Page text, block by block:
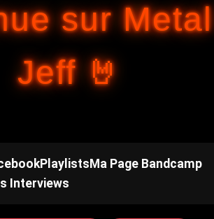
sur
Jeff 🤘
Playlists Ma Page Bandcamp
Interviews